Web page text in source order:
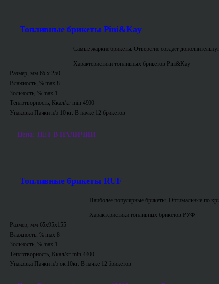
Топливные брикеты Pini&Kay
Самые жаркие брикеты. Отверстие создает
Характеристики топливных брикетов Pini&Kay
Размер, мм 65 х 250
Влажность, % max 8
Зольность, % max 1
Теплотворность, Ккал/кг min 4900
Упаковка Пачки п/э 10 кг. В пачке 12 брикетов
Цена: НЕТ В НАЛИЧИИ
Топливные брикеты RUF
Наиболее популярные брикеты. Оптимальные по
Характеристики топливных брикетов РУФ
Размер, мм 65х95х155
Влажность, % max 8
Зольность, % max 1
Теплотворность, Ккал/кг min 4400
Упаковка Пачки п/э ок.10кг. В пачке 12 брикетов